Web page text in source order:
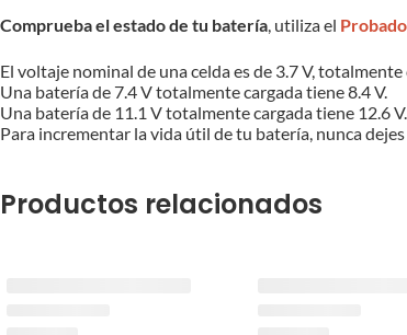
Comprueba el estado de tu batería, utiliza el
El voltaje nominal de una celda es de 3.7 V, totalmente
Una batería de 7.4 V totalmente cargada tiene 8.4 V.
Una batería de 11.1 V totalmente cargada tiene 12.6 V.
Para incrementar la vida útil de tu batería, nunca
Productos relacionados